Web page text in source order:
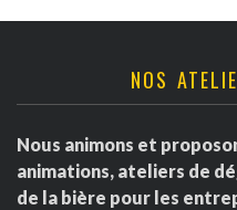
NOS
Nous animons et
animations, ateliers de
de la bière pour les